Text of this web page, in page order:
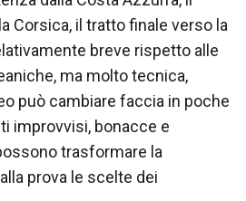
Corsica, il tratto finale verso la
breve rispetto alle
ma molto tecnica,
può cambiare faccia in poche
improvvisi, bonacce e
trasformare la
prova le scelte dei